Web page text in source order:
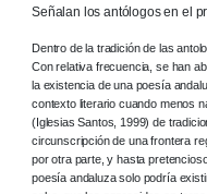
Señalan los antólogos en el
Dentro de la tradición de las
Con relativa frecuencia, se han
la existencia de una poesía
contexto literario cuando menos
(Iglesias Santos, 1999) de
circunscripción de una frontera
por otra parte, y hasta
poesía andaluza solo podría